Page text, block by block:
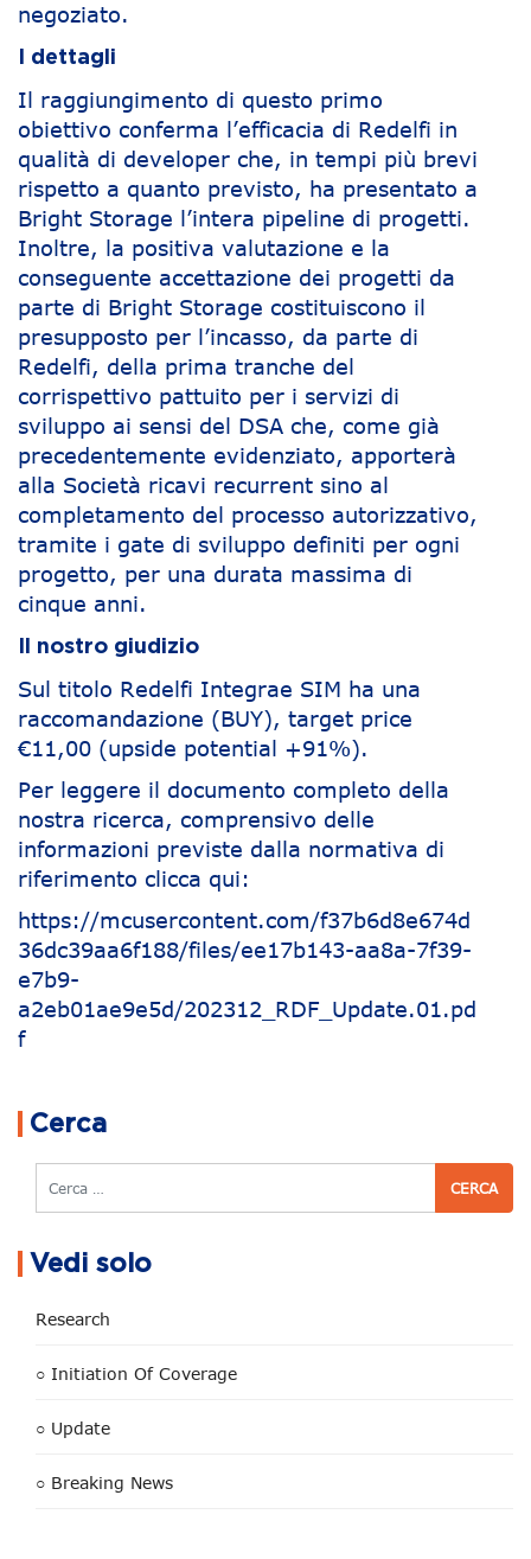
negoziato.
I dettagli
Il raggiungimento di questo primo
obiettivo conferma l’efficacia di Redelfi in
qualità di developer che, in tempi più brevi
rispetto a quanto previsto, ha presentato a
Bright Storage l’intera pipeline di progetti.
Inoltre, la positiva valutazione e la
conseguente accettazione dei progetti da
parte di Bright Storage costituiscono il
presupposto per l’incasso, da parte di
Redelfi, della prima tranche del
corrispettivo pattuito per i servizi di
sviluppo ai sensi del DSA che, come già
precedentemente evidenziato, apporterà
alla Società ricavi recurrent sino al
completamento del processo autorizzativo,
tramite i gate di sviluppo definiti per ogni
progetto, per una durata massima di
cinque anni.
Il nostro giudizio
Sul titolo Redelfi Integrae SIM ha una
raccomandazione (BUY), target price
€11,00 (upside potential +91%).
Per leggere il documento completo della
nostra ricerca, comprensivo delle
informazioni previste dalla normativa di
riferimento clicca qui:
https://mcusercontent.com/f37b6d8e674d
36dc39aa6f188/files/ee17b143-aa8a-7f39-
e7b9-
a2eb01ae9e5d/202312_RDF_Update.01.pd
f
Cerca
Cerca
Vedi solo
Research
○ Initiation Of Coverage
○ Update
○ Breaking News